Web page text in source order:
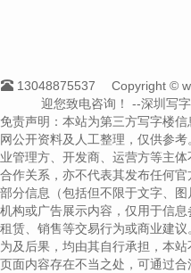
13048875537
Copyright ©
迎您致电咨询！
--深圳写
免责声明：本站为第三方写字楼
网公开资料及人工整理，仅供参
业管理方、开发商、运营方等主
合作关系，亦不代表其发布任何
部分信息（包括但不限于文字、
机构或广告展示内容，仅用于信息
租赁、销售等交易行为或商业建
为及后果，均由其自行承担，本
页面内容存在不当之处，可通过